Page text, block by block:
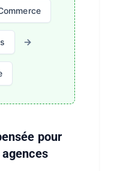
→
pour